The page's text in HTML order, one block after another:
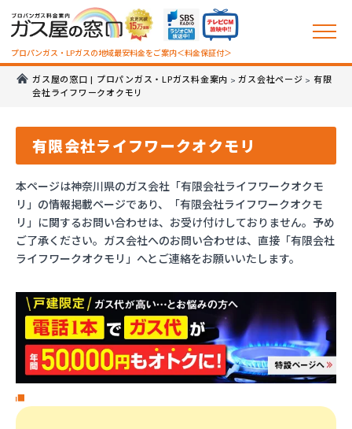
プロパンガス・LPガスの地域最安料金をご案内＜料金保証付＞
ガス屋の窓口 | プロパンガス・LPガス料金案内 >ガス会社ページ > 有限
会社ライフワークオクモリ
有限会社ライフワークオクモリ
本ページは神奈川県のガス会社「有限会社ライフワークオクモ
リ」の情報掲載ページであり、「有限会社ライフワークオクモ
リ」に関するお問い合わせは、お受け付けしておりません。予め
ご了承ください。ガス会社へのお問い合わせは、直接「有限会社
ライフワークオクモリ」へとご連絡をお願いいたします。